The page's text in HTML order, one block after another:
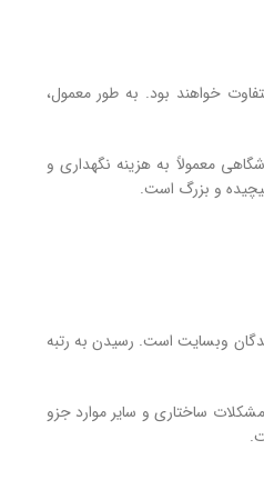
خواهند بود. به طور معمول،
معمولاً به هزینه نگهداری و
و بزرگ است.
وبسایت است. رسیدن به رتبه
ساختاری و سایر موارد جزو